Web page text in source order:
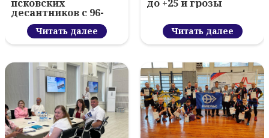
псковских
десантников с 96-
летием ВДВ и
вручил награды
Читать далее
до +25 и грозы
Читать далее